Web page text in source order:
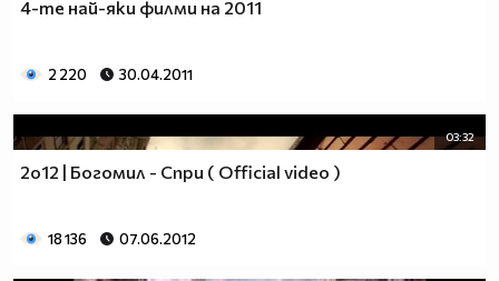
4-те най-яки филми на 2011
2 220 30.04.2011
03:32
2o12 | Богомил - Спри ( Official video )
18 136 07.06.2012